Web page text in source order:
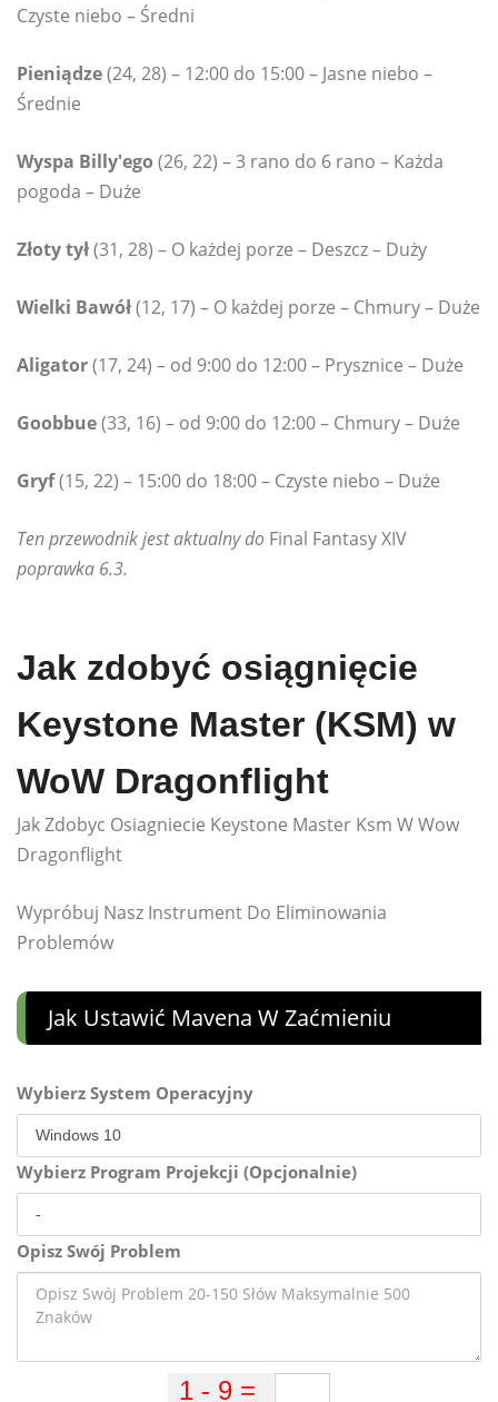
Czyste niebo – Średni
Pieniądze(24, 28) – 12:00 do 15:00 – Jasne niebo –
Średnie
Wyspa Billy'ego (26, 22) – 3 rano do 6 rano – Każda
pogoda – Duże
Złoty tył(31, 28) – O każdej porze – Deszcz – Duży
Wielki Bawół(12, 17) – O każdej porze – Chmury – Duże
Aligator(17, 24) – od 9:00 do 12:00 – Prysznice – Duże
Goobbue(33, 16) – od 9:00 do 12:00 – Chmury – Duże
Gryf(15, 22) – 15:00 do 18:00 – Czyste niebo – Duże
Ten przewodnik jest aktualny do Final Fantasy XIV
poprawka 6.3.
Jak zdobyć osiągnięcie
Keystone Master (KSM) w
WoW Dragonflight
Jak Zdobyc Osiagniecie Keystone Master Ksm W Wow
Dragonflight
Wypróbuj Nasz Instrument Do Eliminowania
Problemów
Jak Ustawić Mavena W Zaćmieniu
Wybierz System Operacyjny
Wybierz Program Projekcji (Opcjonalnie)
Opisz Swój Problem